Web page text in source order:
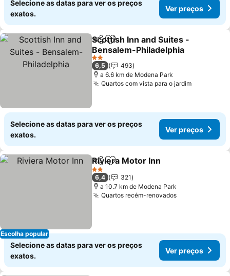
Selecione as datas para ver os preços
exatos.
Ver preços
PartilharAdicionar aos favoritos
Scottish Inn and Suites -
Bensalem-Philadelphia
Ver preços
2 Estrelas
6,5
493
a 6.6 km de Modena Park
Quartos com vista para o jardimVer
Selecione as datas para ver os preços
exatos.
Ver preços
Escolha popular
PartilharAdicionar aos favoritos
Riviera Motor Inn
2 Estrelas
6,4
321
a 10.7 km de Modena Park
Quartos recém-renovadosVer preços
Selecione as datas para ver os preços
exatos.
Ver preços